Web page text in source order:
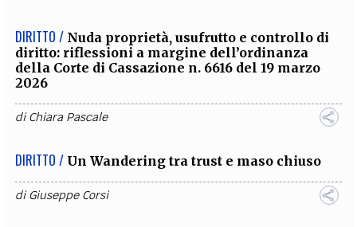
DIRITTO / Nuda proprietà, usufrutto e controllo di
diritto: riflessioni a margine dell’ordinanza
della Corte di Cassazione n. 6616 del 19 marzo
2026
diChiara Pascale
DIRITTO / Un Wandering tra trust e maso chiuso
diGiuseppe Corsi